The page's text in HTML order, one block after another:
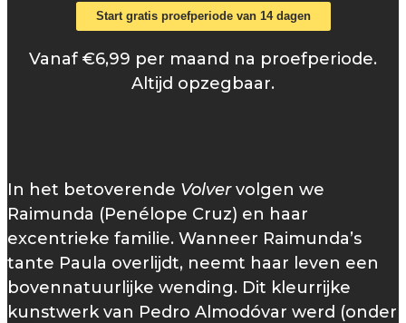
Start gratis proefperiode van 14 dagen
Vanaf €6,99 per maand na proefperiode.
Altijd opzegbaar.
In het betoverende Volvervolgen we
Raimunda (Penélope Cruz) en haar
excentrieke familie. Wanneer Raimunda’s
tante Paula overlijdt, neemt haar leven een
bovennatuurlijke wending. Dit kleurrijke
kunstwerk van Pedro Almodóvar werd (onder